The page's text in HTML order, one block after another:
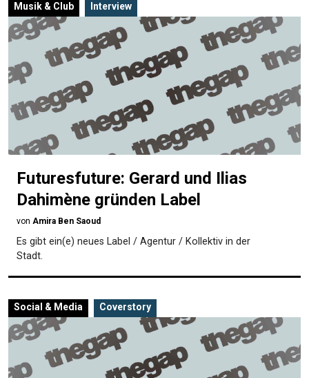
Musik & Club Interview
Futuresfuture: Gerard und Ilias
Dahimène gründen Label
von Amira Ben Saoud
Es gibt ein(e) neues Label / Agentur / Kollektiv in der
Stadt.
Social & Media Coverstory